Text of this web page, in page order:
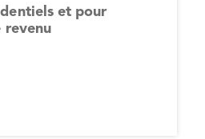
et pour
revenu